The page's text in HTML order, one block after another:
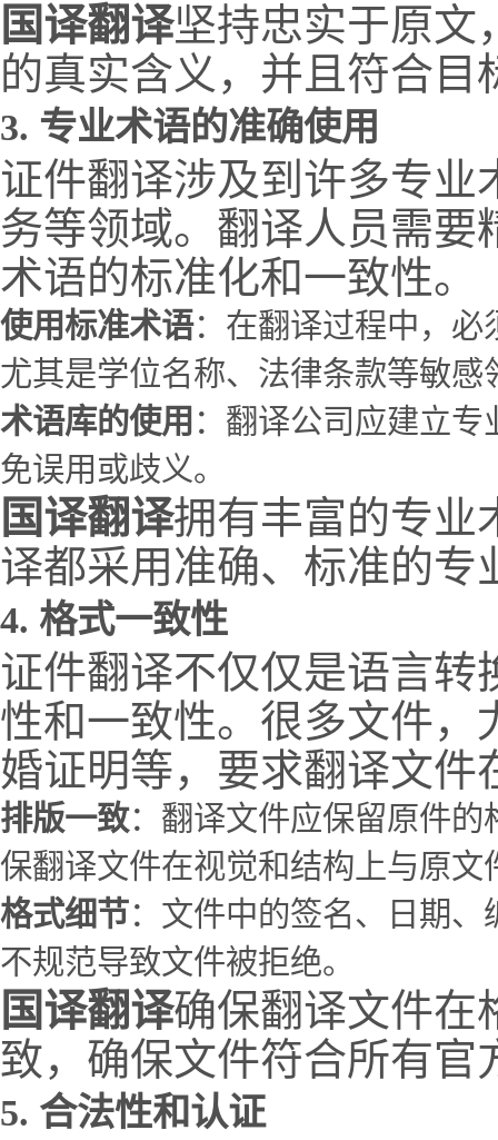
国译翻译坚持忠实于原文
的真实含义，并且符合
3. 专业术语的准确使用
证件翻译涉及到许多专
务等领域。翻译人员需
术语的标准化和一致性。
使用标准术语：在翻译过程中，必
尤其是学位名称、法律条款等敏感
术语库的使用 ：翻译公司应建立
免误用或歧义。
国译翻译拥有丰富的专业
译都采用准确、标准的专
4. 格式一致性
证件翻译不仅仅是语言
性和一致性。很多文件，
婚证明等，要求翻译文
排版一致：翻译文件应保留原件
保翻译文件在视觉和结构上与原文
格式细节：文件中的签名、日期
不规范导致文件被拒绝。
国译翻译确保翻译文件在
致，确保文件符合所有官
5. 合法性和认证